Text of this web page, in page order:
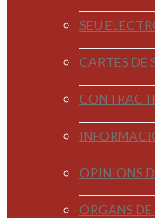
SEU
CARTES DE
OPINIONS
ÒRGANS